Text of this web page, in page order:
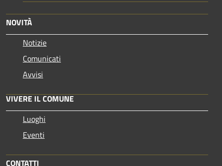
NOVITÀ
Notizie
Comunicati
Avvisi
VIVERE IL COMUNE
Luoghi
Eventi
CONTATTI